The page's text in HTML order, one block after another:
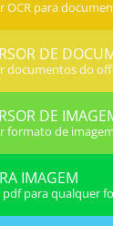
OCR para
DE
documentos do
DE
formato de imagem
IMAGEM
para qualquer